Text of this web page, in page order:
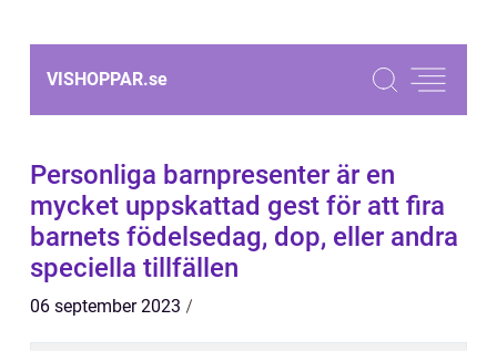
VISHOPPAR.se
Personliga barnpresenter är en
mycket uppskattad gest för att fira
barnets födelsedag, dop, eller andra
speciella tillfällen
06 september 2023